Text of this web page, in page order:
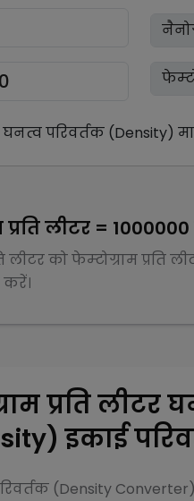
घनत्व परिवर्तक (Density)
लीटर = 1000000
लीटरकोफेम्टोग्राम प्रति
करें।
प्रति लीटर
इकाई
(Density Converter)